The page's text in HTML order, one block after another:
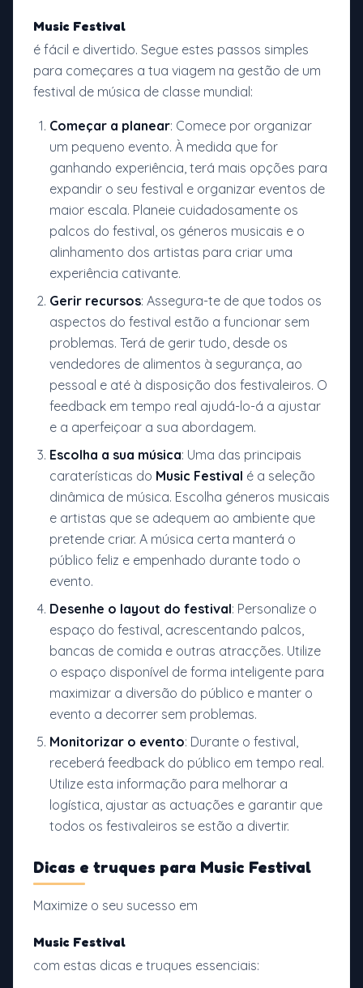
Music Festival
é fácil e divertido. Segue estes passos simples
para começares a tua viagem na gestão de um
festival de música de classe mundial:
Começar a planear: Comece por organizar
um pequeno evento. À medida que for
ganhando experiência, terá mais opções para
expandir o seu festival e organizar eventos de
maior escala. Planeie cuidadosamente os
palcos do festival, os géneros musicais e o
alinhamento dos artistas para criar uma
experiência cativante.
Gerir recursos: Assegura-te de que todos os
aspectos do festival estão a funcionar sem
problemas. Terá de gerir tudo, desde os
vendedores de alimentos à segurança, ao
pessoal e até à disposição dos festivaleiros. O
feedback em tempo real ajudá-lo-á a ajustar
e a aperfeiçoar a sua abordagem.
Escolha a sua música: Uma das principais
caraterísticas do Music Festival é a seleção
dinâmica de música. Escolha géneros musicais
e artistas que se adequem ao ambiente que
pretende criar. A música certa manterá o
público feliz e empenhado durante todo o
evento.
Desenhe o layout do festival: Personalize o
espaço do festival, acrescentando palcos,
bancas de comida e outras atracções. Utilize
o espaço disponível de forma inteligente para
maximizar a diversão do público e manter o
evento a decorrer sem problemas.
Monitorizar o evento: Durante o festival,
receberá feedback do público em tempo real.
Utilize esta informação para melhorar a
logística, ajustar as actuações e garantir que
todos os festivaleiros se estão a divertir.
Dicas e truques para Music Festival
Maximize o seu sucesso em
Music Festival
com estas dicas e truques essenciais: